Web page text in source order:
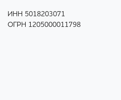
ИНН 5018203071
ОГРН 1205000011798